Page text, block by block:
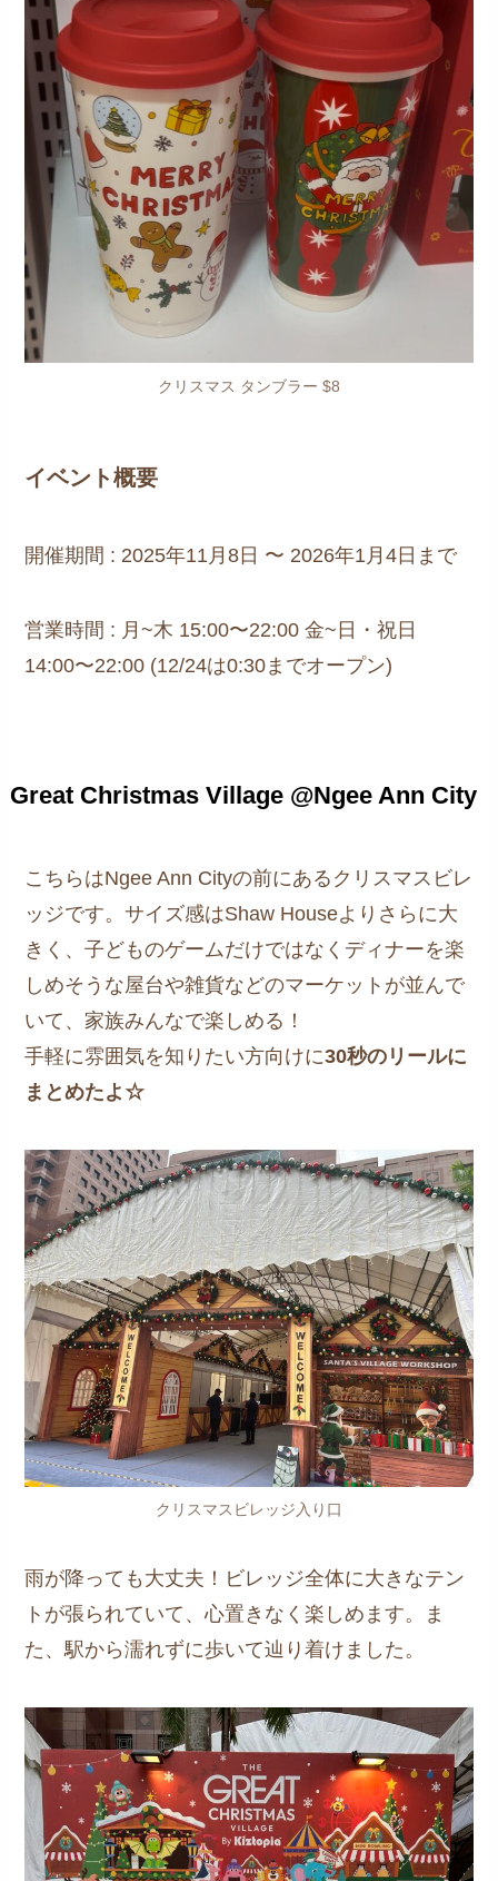
クリスマス タンブラー $8
イベント概要
開催期間 : 2025年11月8日 〜 2026年1月4日まで
営業時間 : 月~木 15:00〜22:00 金~日・祝日
14:00〜22:00 (12/24は0:30までオープン)
Great Christmas Village @Ngee Ann City
こちらはNgee Ann Cityの前にあるクリスマスビレ
ッジです。サイズ感はShaw Houseよりさらに大
きく、子どものゲームだけではなくディナーを楽
しめそうな屋台や雑貨などのマーケットが並んで
いて、家族みんなで楽しめる！
手軽に雰囲気を知りたい方向けに30秒のリールに
まとめたよ☆
クリスマスビレッジ入り口
雨が降っても大丈夫！ビレッジ全体に大きなテン
トが張られていて、心置きなく楽しめます。ま
た、駅から濡れずに歩いて辿り着けました。